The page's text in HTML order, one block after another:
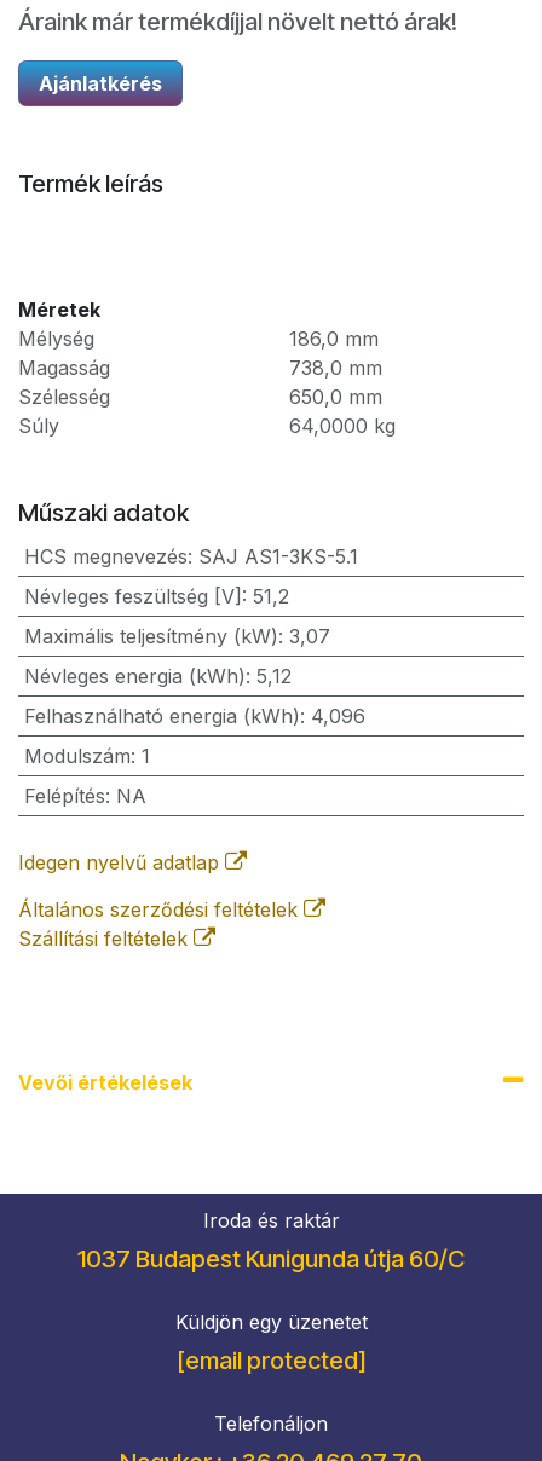
Áraink már termékdíjjal növelt nettó árak!
Ajánlatkérés
Termék leírás
Méretek
Mélység
186,0 mm
Magasság
738,0 mm
Szélesség
650,0 mm
Súly
64,0000 kg
Műszaki adatok
HCS megnevezés: SAJ AS1-3KS-5.1
Névleges feszültség [V] : 51,2
Maximális teljesítmény (kW): 3,07
Névleges energia (kWh): 5,12
Felhasználható energia (kWh): 4,096
Modulszám: 1
Felépítés: NA
Idegen nyelvű adatlap
Általános szerződési feltételek
Szállítási feltételek
Vevői értékel​ések
Iroda és raktár
1037 Budapest Kunigunda útja 60/C
Küldjön egy üzenetet
[email protected]
Telefonáljon